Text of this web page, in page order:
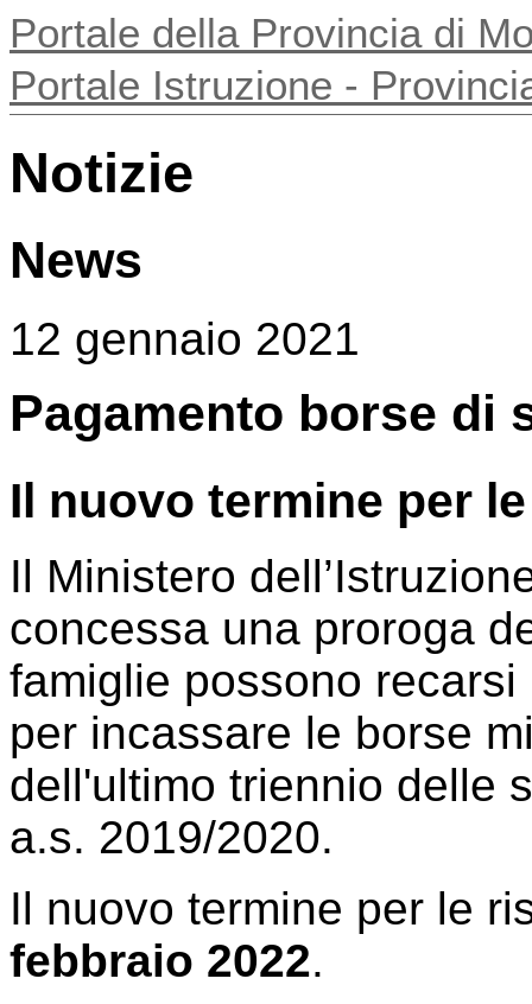
Portale della Provincia di
Portale Istruzione -
Notizie
News
12 gennaio 2021
Pagamento borse di
Il nuovo termine per
Il Ministero
concessa una proroga
famiglie possono
per incassare le borse
dell'ultimo triennio delle
a.s. 2019/2020.
Il nuovo termine per le
febbraio 2022.